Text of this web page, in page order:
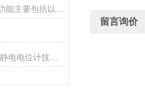
美国monroe ME-279L静电电位计技术参数
留言询价